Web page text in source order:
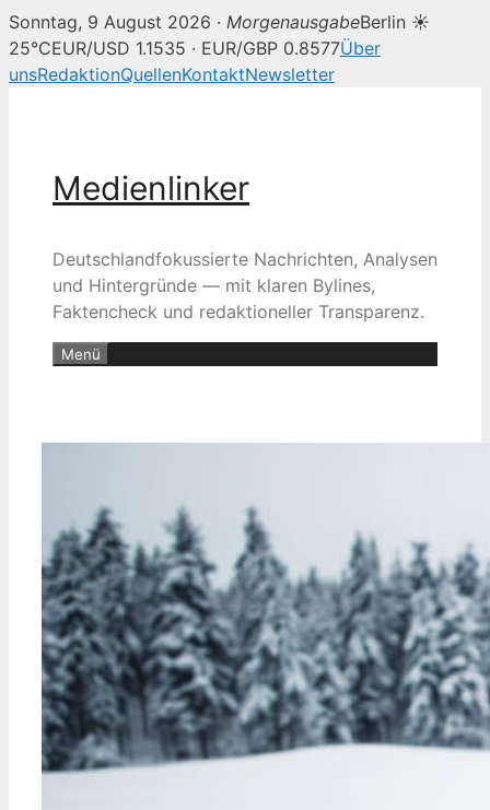
Sonntag, 9 August 2026 · MorgenausgabeBerlin ☀
25°CEUR/USD 1.1535 · EUR/GBP 0.8577Über
unsRedaktionQuellenKontaktNewsletter
Medienlinker
Deutschlandfokussierte Nachrichten, Analysen
und Hintergründe — mit klaren Bylines,
Faktencheck und redaktioneller Transparenz.
Menü